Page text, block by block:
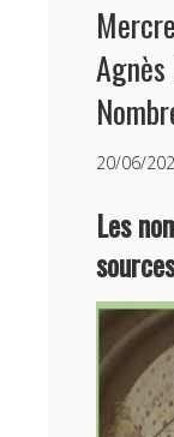
20/06/
Les